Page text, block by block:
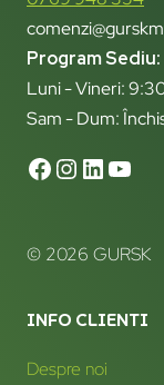
Program Sediu:
Luni - Vineri:
Sam - Dum:
© 2026 GURSK
INFO CLIENTI
Despre noi